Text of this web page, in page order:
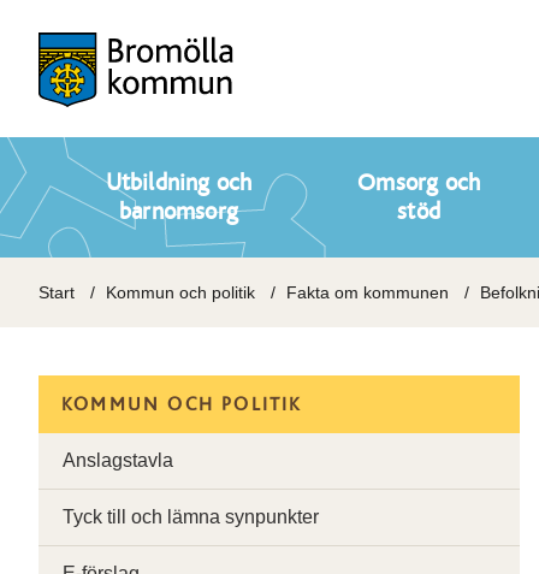
Utbildning och
barnomsorg
Omsorg och
stöd
Start Kommun och politik Fakta om kommunen
KOMMUN OCH POLITIK
Anslagstavla
Tyck till och lämna synpunkter